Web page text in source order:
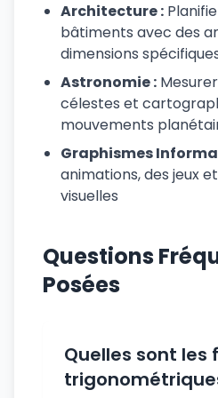
Architecture :
bâtiments avec des
dimensions
Astronomie :
célestes et
mouvements
Graphismes
animations, des jeux
visuelles
Questions
Posées
Quelles sont les